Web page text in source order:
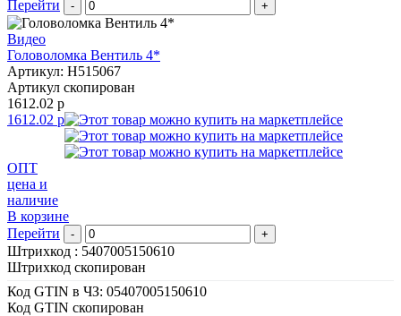
Перейти
- +
Видео
Головоломка Вентиль 4*
Артикул: H515067
Артикул скопирован
1612.02 р
1612.02 р
ОПТ
цена и
наличие
В корзине
Перейти
- +
Штрихкод : 5407005150610
Штрихкод скопирован
Код GTIN в ЧЗ: 05407005150610
Код GTIN скопирован